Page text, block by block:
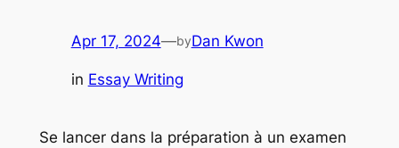
Apr 17, 2024—byDan Kwon
in Essay Writing
Se lancer dans la préparation à un examen